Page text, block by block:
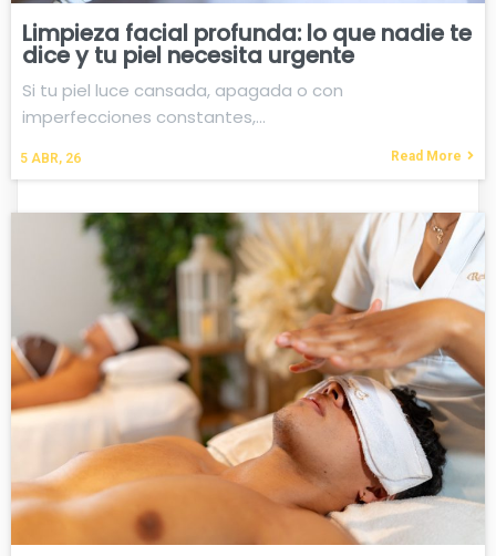
Limpieza facial profunda: lo que nadie te
dice y tu piel necesita urgente
5 ABR, 26
Si tu piel luce cansada, apagada o con
imperfecciones constantes,…
Read More